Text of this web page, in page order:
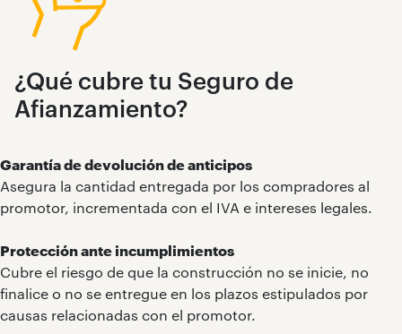
¿Qué cubre tu Seguro de
Afianzamiento?
Garantía de devolución de anticipos
Asegura la cantidad entregada por los compradores al
promotor, incrementada con el IVA e intereses legales.
Protección ante incumplimientos
Cubre el riesgo de que la construcción no se inicie, no
finalice o no se entregue en los plazos estipulados por
causas relacionadas con el promotor.